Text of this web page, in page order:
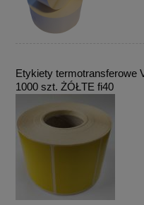
Etykiety termotransferowe
1000 szt. ŻÓŁTE fi40